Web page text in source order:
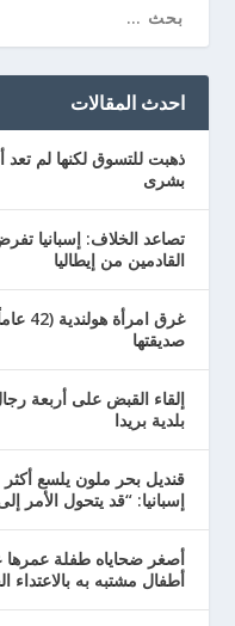
احدث المقالات
ذهبت للتسوق لكنها لم
بشرى
تصاعد الخلاف: إسبانيا
القادمين من إيطاليا
غرق
صديقتها
إلقاء القبض على أربعة
بلدية بريدا
إسبانيا: “قد يتحول الأمر
أصغر ضحاياه طفلة
أطفال مشتبه به بالاعتداء